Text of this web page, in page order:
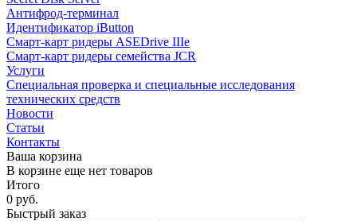
Антифрод-терминал
Идентификатор iButton
Смарт-карт ридеры ASEDrive IIIe
Смарт-карт ридеры семейства JCR
Услуги
Специальная проверка и специальные исследования
технических средств
Новости
Статьи
Контакты
Ваша корзина
В корзине еще нет товаров
Итого
0 руб.
Быстрый заказ